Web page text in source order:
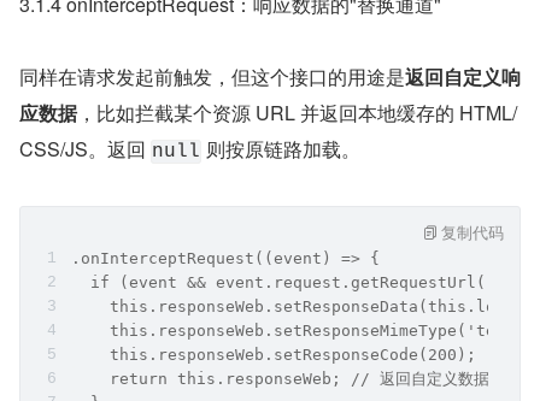
同样在请求发起前触发，但这个接口的用途是返回自定义响
应数据，比如拦截某个资源 URL 并返回本地缓存的 HTML/
CSS/JS。返回 null 则按原链路加载。
.onInterceptRequest((event) => {
if (event &&
this.responseWeb.setResponseMimeType('text/
    this.responseWeb.setResponseCode(200);
return this.responseWeb; // 返回自定义数据，拦截
复制代码